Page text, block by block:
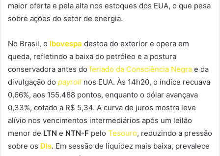
maior oferta e pela alta nos estoques dos EUA, o que pesa
sobre ações do setor de energia.
No Brasil, o Ibovespa destoa do exterior e opera em
queda, refletindo a baixa do petróleo e a postura
conservadora antes do feriado da Consciência Negra e da
divulgação do payroll nos EUA. Às 14h20, o índice recuava
0,66%, aos 155.488 pontos, enquanto o dólar avançava
0,33%, cotado a R$ 5,34. A curva de juros mostra leve
alívio nos vencimentos intermediários após um leilão
menor de LTN e NTN-F pelo Tesouro, reduzindo a pressão
sobre os DIs. Em sessão de liquidez mais baixa, prevalece